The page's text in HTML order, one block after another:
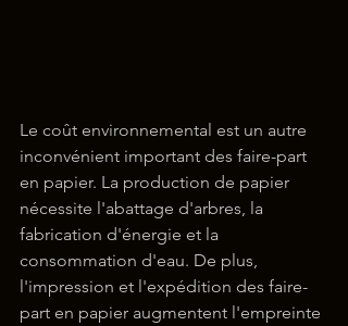
Le coût environnemental est un autre
inconvénient important des faire-part
en papier. La production de papier
nécessite l'abattage d'arbres, la
fabrication d'énergie et la
consommation d'eau. De plus,
l'impression et l'expédition des faire-
part en papier augmentent l'empreinte